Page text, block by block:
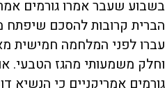
בשבוע שעבר אמרו גורמים
הברית קרובות להסכם
עברו לפני המלחמה חמישית
וחלק משמעותי מהגז הטבעי.
גורמים אמריקניים כי